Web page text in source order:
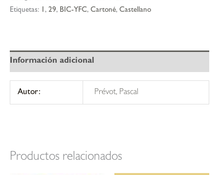
de
Etiquetas: 1 , 29, BIC-YFC, Cartoné, Castellano
Información adicional
Autor: Prévot, Pascal
Productos relacionados